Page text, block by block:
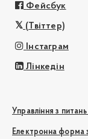
Фейсбук
(Твіттер)
Інстаграм
Лінкедін
Управління з
Електронна форма